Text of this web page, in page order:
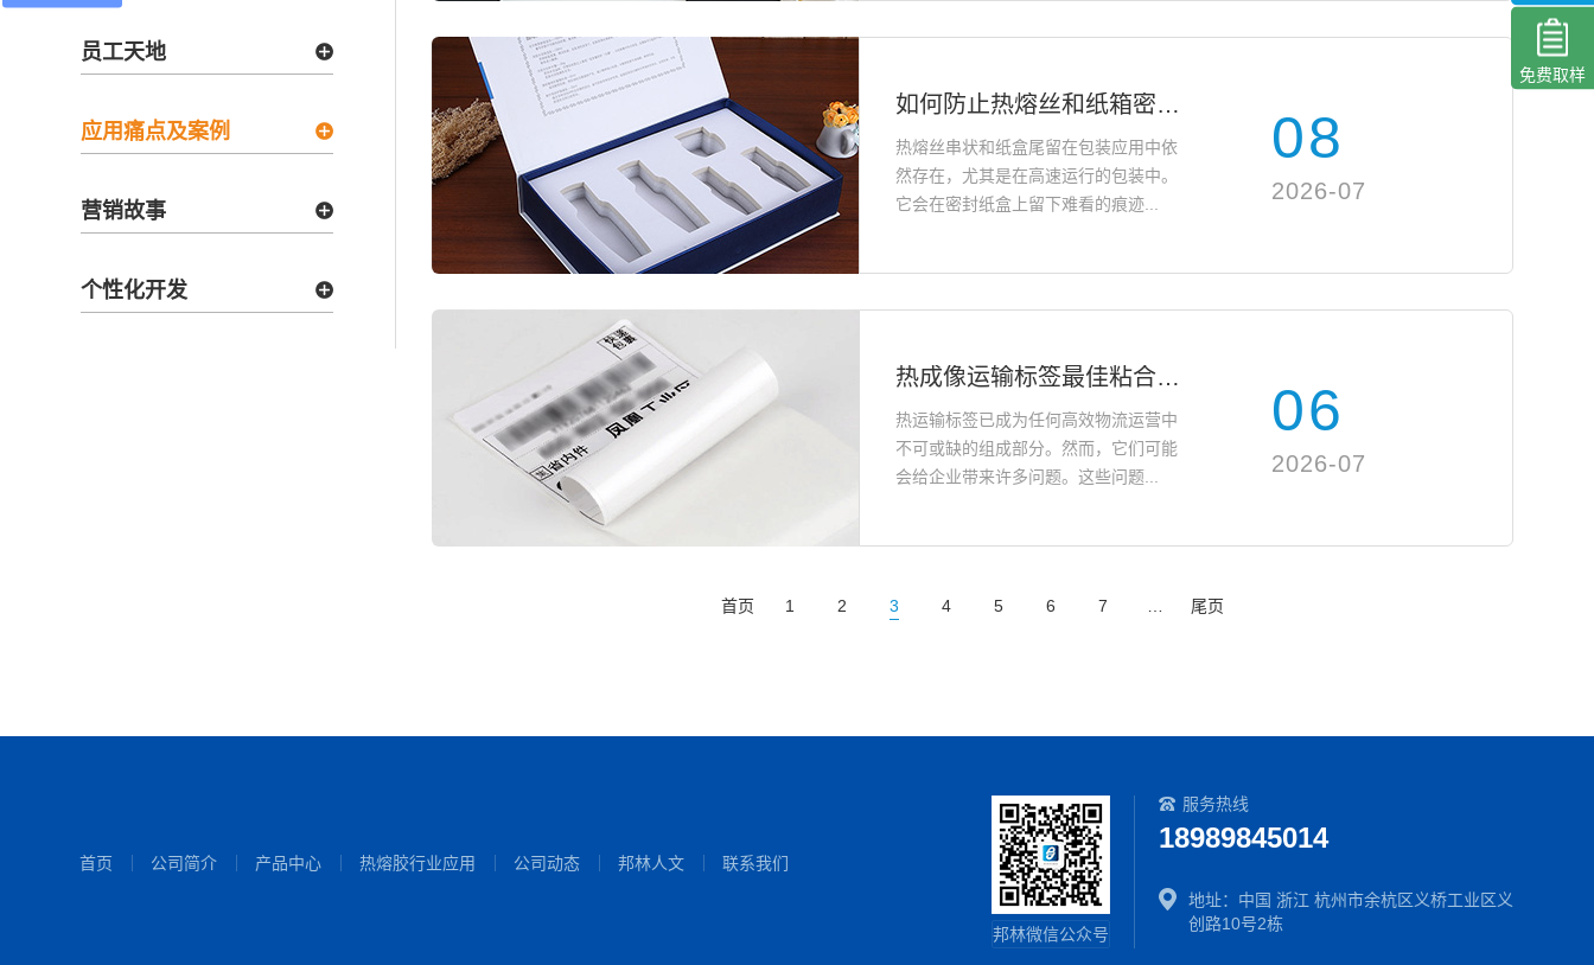
免费取样
员工天地
应用痛点及案例
营销故事
个性化开发
如何防止热熔丝和纸箱密封线的尾部形成
热熔丝串状和纸盒尾留在包装应用中依
然存在，尤其是在高速运行的包装中。
它会在密封纸盒上留下难看的痕迹...
08
2026-07
热成像运输标签最佳粘合剂：避免卷曲、边缘翘起和打印机卡住
热运输标签已成为任何高效物流运营中
不可或缺的组成部分。然而，它们可能
会给企业带来许多问题。这些问题...
06
2026-07
首页 1 2 3 4 5 6 7 … 尾页
首页 公司简介 产品中心 热熔胶行业应用 公司动态 邦林人文 联系我们
邦林微信公众号
服务热线
18989845014
地址：中国 浙江 杭州市余杭区义桥工业区义
创路10号2栋